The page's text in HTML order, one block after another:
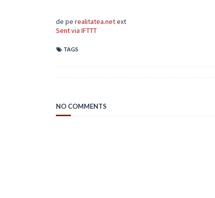
de pe realitatea.netext
Sent via IFTTT
TAGS
NO COMMENTS